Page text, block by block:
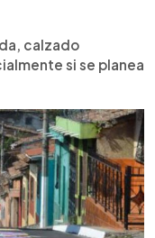
calzado
si se planea